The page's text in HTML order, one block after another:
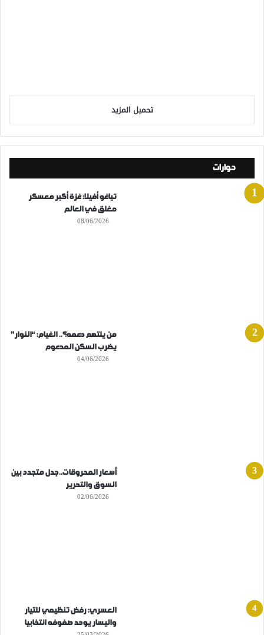
تحميل المزيد
حوارات
تياغو أفيلا: غزة أكبر معسكر
مغلق في العالم
08/06/2026
من يلتهم دعمه؟.. الغيام: “النوار”
يضرب السكن المدعوم
04/06/2026
أسعار المحروقات..جدل متجدد بين
السوق والتحرير
02/06/2026
العسري: رفض تنظيمي للتيار
واليسار يوحد صفوفه انتخابيا